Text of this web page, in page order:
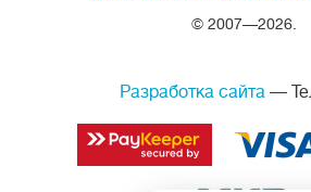
© 2007—2026.
Разработка сайта—